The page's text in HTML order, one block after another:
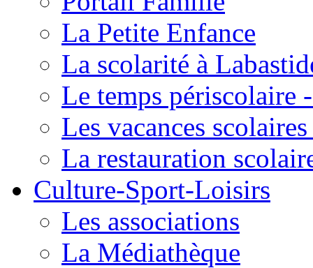
La Petite Enfance
La scolarité à
Le temps périscolaire
Les vacances
La restauration
Culture-Sport-Loisirs
Les associations
La Médiathèque